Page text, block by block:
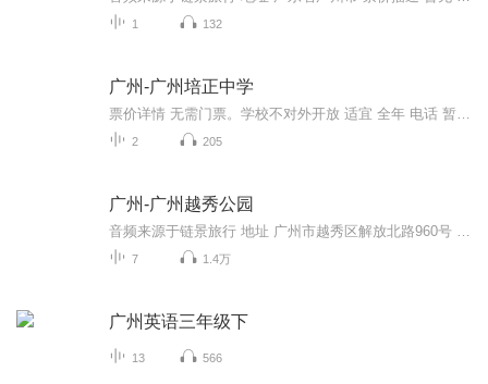
1 132
广州-广州培正中学
2 205
广州-广州越秀公园
7 1.4万
广州英语三年级下
13 566